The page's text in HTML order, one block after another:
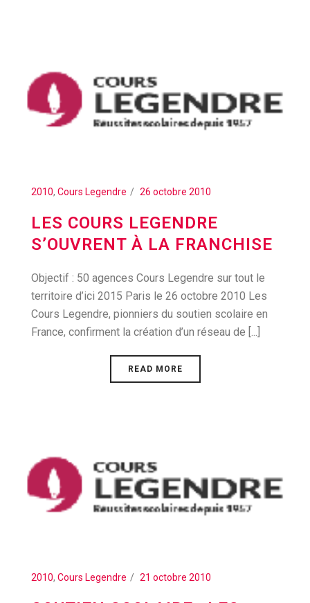
2010, Cours Legendre 26 octobre 2010
LES COURS LEGENDRE
S’OUVRENT À LA FRANCHISE
Objectif : 50 agences Cours Legendre sur tout le
territoire d’ici 2015 Paris le 26 octobre 2010 Les
Cours Legendre, pionniers du soutien scolaire en
France, confirment la création d’un réseau de [...]
READ MORE
2010, Cours Legendre 21 octobre 2010